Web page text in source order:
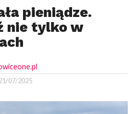
pieniądze.
nie tylko w
07/2025